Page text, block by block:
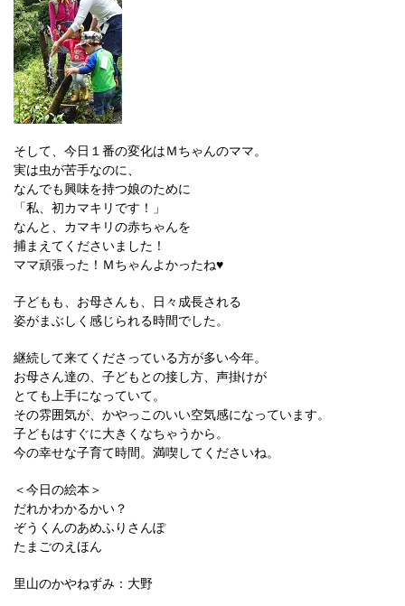
そして、今日１番の変化はＭちゃんのママ。
実は虫が苦手なのに、
なんでも興味を持つ娘のために
「私、初カマキリです！」
なんと、カマキリの赤ちゃんを
捕まえてくださいました！
ママ頑張った！Ｍちゃんよかったね♥
子どもも、お母さんも、日々成長される
姿がまぶしく感じられる時間でした。
継続して来てくださっている方が多い今年。
お母さん達の、子どもとの接し方、声掛けが
とても上手になっていて。
その雰囲気が、かやっこのいい空気感になっています。
子どもはすぐに大きくなちゃうから。
今の幸せな子育て時間。満喫してくださいね。
＜今日の絵本＞
だれかわかるかい？
ぞうくんのあめふりさんぽ
たまごのえほん
里山のかやねずみ：大野